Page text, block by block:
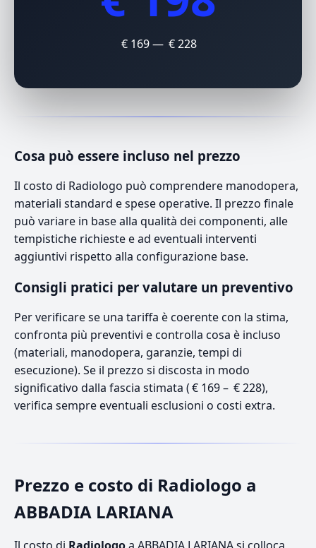
€ 169 — € 228
Cosa può essere incluso nel prezzo
Il costo di Radiologo può comprendere manodopera,
materiali standard e spese operative. Il prezzo finale
può variare in base alla qualità dei componenti, alle
tempistiche richieste e ad eventuali interventi
aggiuntivi rispetto alla configurazione base.
Consigli pratici per valutare un preventivo
Per verificare se una tariffa è coerente con la stima,
confronta più preventivi e controlla cosa è incluso
(materiali, manodopera, garanzie, tempi di
esecuzione). Se il prezzo si discosta in modo
significativo dalla fascia stimata ( € 169 – € 228),
verifica sempre eventuali esclusioni o costi extra.
Prezzo e costo di Radiologo a
ABBADIA LARIANA
Il costo di Radiologoa ABBADIA LARIANA si colloca